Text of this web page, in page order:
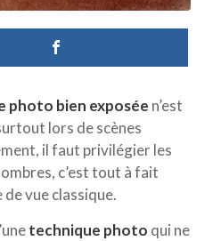
photo bien exposée n’est
lors de scènes
il faut privilégier les
c’est tout à fait
de vue classique.
technique photo qui ne